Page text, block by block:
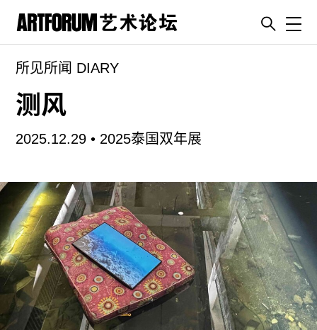
artguide
新闻
展评
杂志
视频
ENGLISH
ART & EDUCATION
广告
订阅
往期内容
所见所闻 DIARY
测风
2025.12.29 • 2025泰国双年展